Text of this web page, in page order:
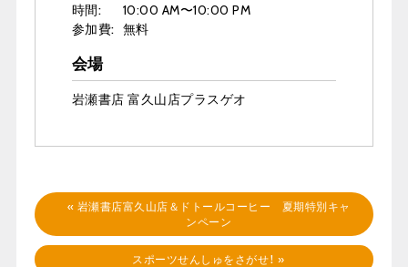
時間:
10:00 AM〜10:00 PM
参加費: 無料
会場
岩瀬書店 富久山店プラスゲオ
« 岩瀬書店富久山店＆ドトールコーヒー 夏期特別キャ
ンペーン
スポーツせんしゅをさがせ！»